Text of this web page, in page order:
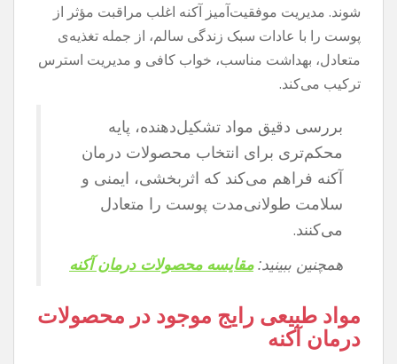
شوند. مدیریت موفقیت‌آمیز آکنه اغلب مراقبت مؤثر از
پوست را با عادات سبک زندگی سالم، از جمله تغذیه‌ی
متعادل، بهداشت مناسب، خواب کافی و مدیریت استرس
ترکیب می‌کند.
بررسی دقیق مواد تشکیل‌دهنده، پایه
محکم‌تری برای انتخاب محصولات درمان
آکنه فراهم می‌کند که اثربخشی، ایمنی و
سلامت طولانی‌مدت پوست را متعادل
می‌کنند.
همچنین ببینید:مقایسه محصولات درمان آکنه
مواد طبیعی رایج موجود در محصولات
درمان آکنه